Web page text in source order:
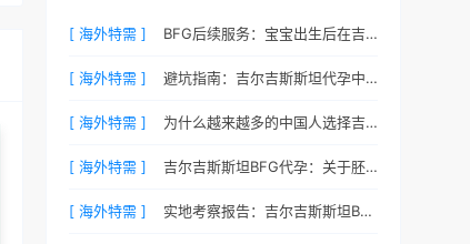
[ 海外特需 ] BFG后续服务：宝宝出生后在吉尔吉斯斯坦的体检与回国
[ 海外特需 ] 避坑指南：吉尔吉斯斯坦代孕中常见的五个陷阱
[ 海外特需 ] 为什么越来越多的中国人选择吉尔吉斯斯坦BFG？
[ 海外特需 ] 吉尔吉斯斯坦BFG代孕：关于胚胎冷冻与续费的说明
[ 海外特需 ] 实地考察报告：吉尔吉斯斯坦BFG医院环境真实记录